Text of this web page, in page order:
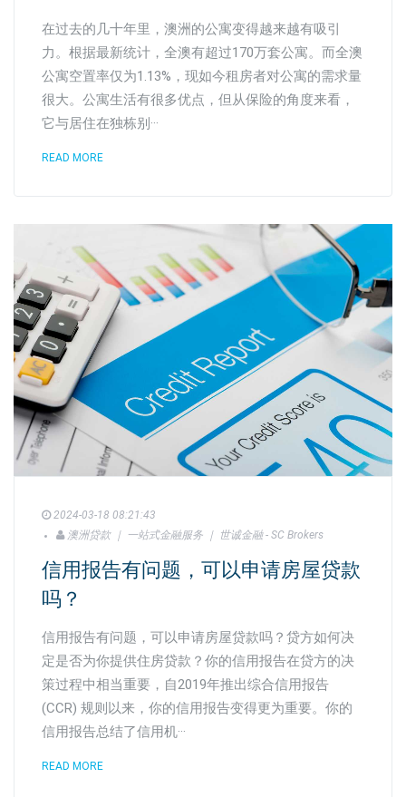
在过去的几十年里，澳洲的公寓变得越来越有吸引
力。根据最新统计，全澳有超过170万套公寓。而全澳
公寓空置率仅为1.13%，现如今租房者对公寓的需求量
很大。公寓生活有很多优点，但从保险的角度来看，
它与居住在独栋别···
READ MORE
2024-03-18 08:21:43
澳洲贷款 ｜ 一站式金融服务 ｜ 世诚金融 - SC Brokers
信用报告有问题，可以申请房屋贷款
吗？
信用报告有问题，可以申请房屋贷款吗？贷方如何决
定是否为你提供住房贷款？你的信用报告在贷方的决
策过程中相当重要，自2019年推出综合信用报告
(CCR) 规则以来，你的信用报告变得更为重要。你的
信用报告总结了信用机···
READ MORE